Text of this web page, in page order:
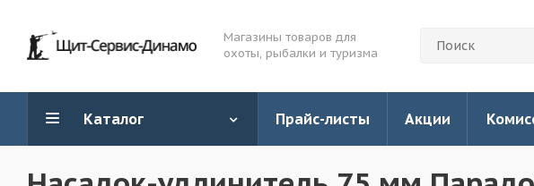
Магазины товаров для
охоты, рыбалки и туризма
Каталог Прайс-листы Акции